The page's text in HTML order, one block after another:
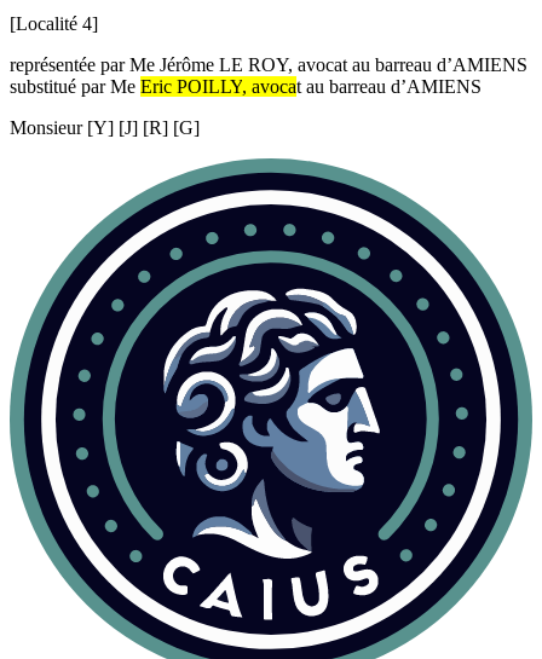
[Localité 4]
représentée par Me Jérôme LE ROY, avocat au barreau d’AMIENS
substitué par Me Eric POILLY, avocat au barreau d’AMIENS
Monsieur [Y] [J] [R] [G]